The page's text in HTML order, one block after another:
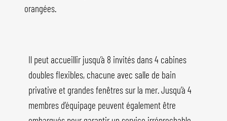
orangées.
Il peut accueillir jusqu’à 8 invités dans 4 cabines
doubles flexibles, chacune avec salle de bain
privative et grandes fenêtres sur la mer. Jusqu’à 4
membres d’équipage peuvent également être